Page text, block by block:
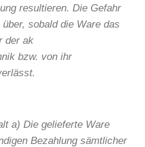
resultieren. Die Gefahr
sobald die Ware das
der ak
bzw. von ihr
a) Die gelieferte Ware
Bezahlung sämtlicher